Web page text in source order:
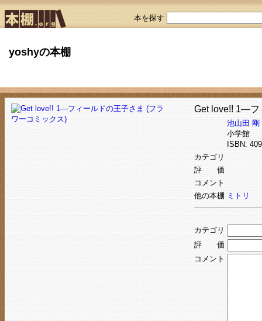
本を探す
yoshyの本棚
Get love!! 1―フ
池山田 剛
小学館
ISBN:
カテゴリ
評 価
コメント
他の本棚 ミトリ
カテゴリ
評 価
コメント